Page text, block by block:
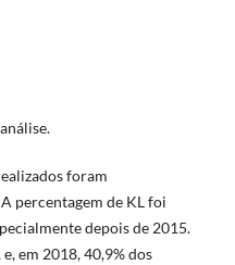
foram
percentagem de KL foi
depois de 2015.
em 2018, 40,9% dos